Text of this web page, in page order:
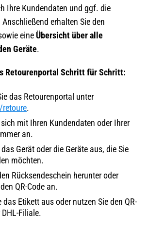
Ihre Kundendaten und ggf. die
erhalten Sie den
eine Übersicht über alle
Geräte.
Retourenportal Schritt für Schritt:
das Retourenportal unter
.
mit Ihren Kundendaten oder Ihrer
an.
Gerät oder die Geräte aus, die Sie
möchten.
Rücksendeschein herunter oder
QR-Code an.
das Etikett aus oder nutzen Sie den QR-
Filiale.